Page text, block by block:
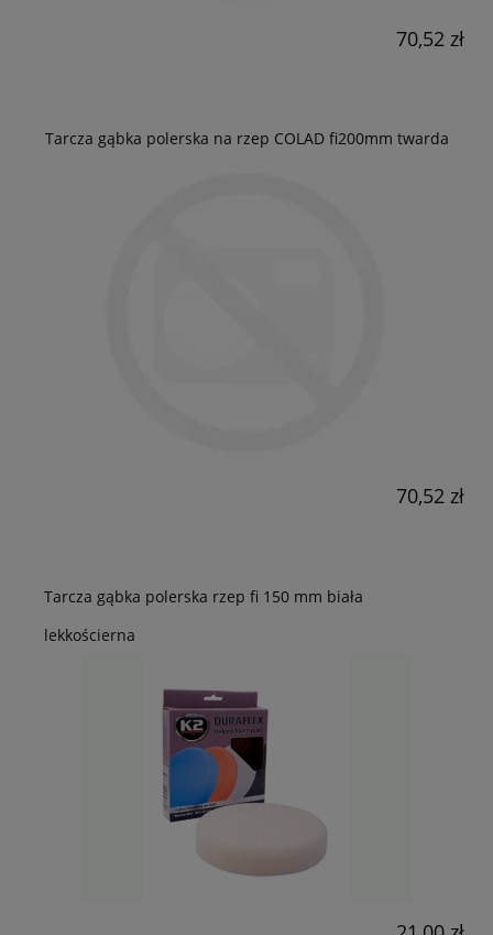
70,52 zł
Tarcza gąbka polerska na rzep COLAD fi200mm twarda
70,52 zł
Tarcza gąbka polerska rzep fi 150 mm biała
lekkościerna